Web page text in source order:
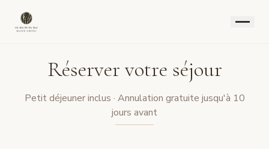
Réserver votre séjour
Petit déjeuner inclus · Annulation gratuite jusqu'à 10
jours avant